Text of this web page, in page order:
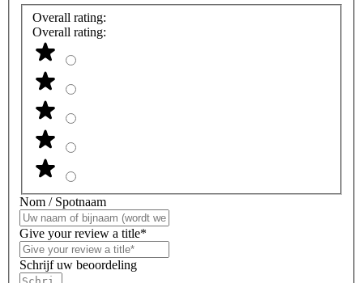
Overall rating:
Overall rating:
Nom / Spotnaam
Give your review a title*
Schrijf uw beoordeling